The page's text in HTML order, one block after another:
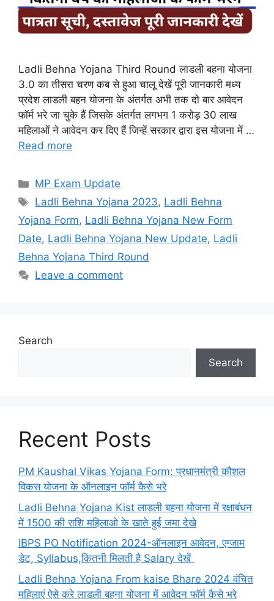
Ladli Behna Yojana Third Round लाडली बहना योजना
3.0 का तीसरा चरण कब से हुआ चालू देखें पूरी जानकारी मध्य
प्रदेश लाडली बहन योजना के अंतर्गत अभी तक दो बार आवेदन
फॉर्म भरे जा चुके हैं जिसके अंतर्गत लगभग 1 करोड़ 30 लाख
महिलाओं ने आवेदन कर दिए हैं जिन्हें सरकार द्वारा इस योजना में …
Read more
Categories
MP Exam Update
Tags
Ladli Behna Yojana 2023, Ladli Behna
Yojana Form, Ladli Behna Yojana New Form
Date, Ladli Behna Yojana New Update, Ladli
Behna Yojana Third Round
Leave a comment
Search
Search
Recent Posts
PM Kaushal Vikas Yojana Form: प्रधानमंत्री कौशल
विकस योजना के ऑनलाइन फॉर्म कैसे भरे
Ladli Behna Yojana Kist लाड़ली बहना योजना में रक्षाबंधन
में 1500 की राशि महिलाओ के खाते हुई जमा देखे
IBPS PO Notification 2024-ऑनलाइन आवेदन, एग्जाम
डेट, Syllabus,कितनी मिलती है Salary देखें
Ladli Behna Yojana From kaise Bhare 2024 वंचित
महिलाएं ऐसे करे लाडली बहना योजना में आवेदन फॉर्म कैसे भरे